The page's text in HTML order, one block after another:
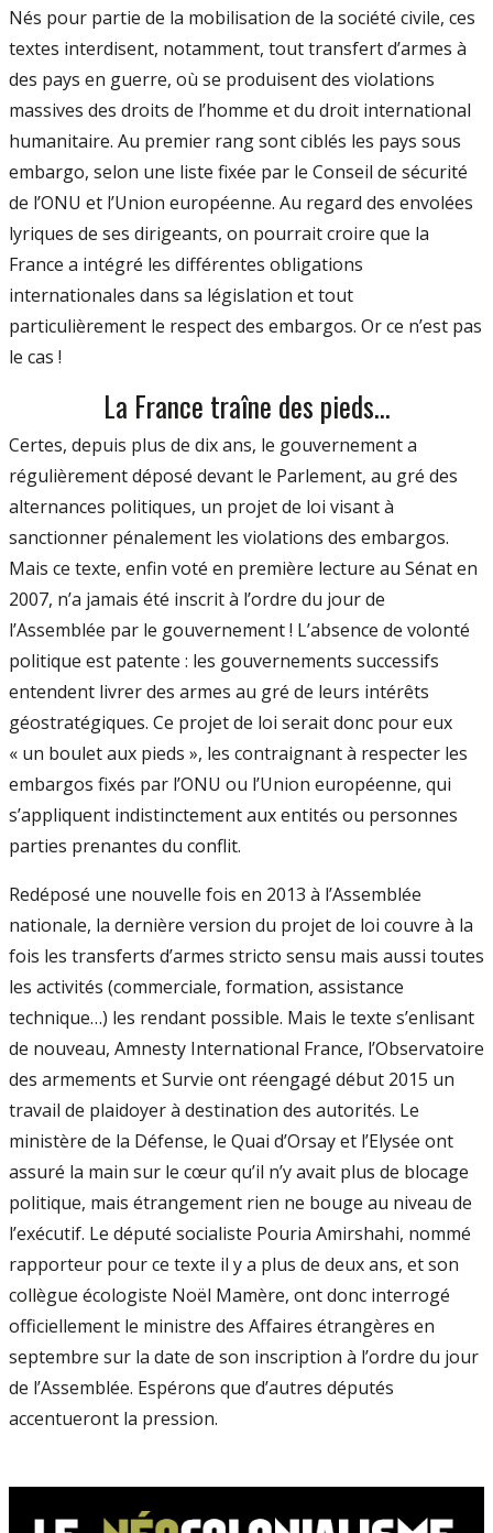
Nés pour partie de la mobilisation de la société civile, ces
textes interdisent, notamment, tout transfert d’armes à
des pays en guerre, où se produisent des violations
massives des droits de l’homme et du droit international
humanitaire. Au premier rang sont ciblés les pays sous
embargo, selon une liste fixée par le Conseil de sécurité
de l’ONU et l’Union européenne. Au regard des envolées
lyriques de ses dirigeants, on pourrait croire que la
France a intégré les différentes obligations
internationales dans sa législation et tout
particulièrement le respect des embargos. Or ce n’est pas
le cas !
La France traîne des pieds…
Certes, depuis plus de dix ans, le gouvernement a
régulièrement déposé devant le Parlement, au gré des
alternances politiques, un projet de loi visant à
sanctionner pénalement les violations des embargos.
Mais ce texte, enfin voté en première lecture au Sénat en
2007, n’a jamais été inscrit à l’ordre du jour de
l’Assemblée par le gouvernement ! L’absence de volonté
politique est patente : les gouvernements successifs
entendent livrer des armes au gré de leurs intérêts
géostratégiques. Ce projet de loi serait donc pour eux
« un boulet aux pieds », les contraignant à respecter les
embargos fixés par l’ONU ou l’Union européenne, qui
s’appliquent indistinctement aux entités ou personnes
parties prenantes du conflit.
Redéposé une nouvelle fois en 2013 à l’Assemblée
nationale, la dernière version du projet de loi couvre à la
fois les transferts d’armes stricto sensu mais aussi toutes
les activités (commerciale, formation, assistance
technique…) les rendant possible. Mais le texte s’enlisant
de nouveau, Amnesty International France, l’Observatoire
des armements et Survie ont réengagé début 2015 un
travail de plaidoyer à destination des autorités. Le
ministère de la Défense, le Quai d’Orsay et l’Elysée ont
assuré la main sur le cœur qu’il n’y avait plus de blocage
politique, mais étrangement rien ne bouge au niveau de
l’exécutif. Le député socialiste Pouria Amirshahi, nommé
rapporteur pour ce texte il y a plus de deux ans, et son
collègue écologiste Noël Mamère, ont donc interrogé
officiellement le ministre des Affaires étrangères en
septembre sur la date de son inscription à l’ordre du jour
de l’Assemblée. Espérons que d’autres députés
accentueront la pression.